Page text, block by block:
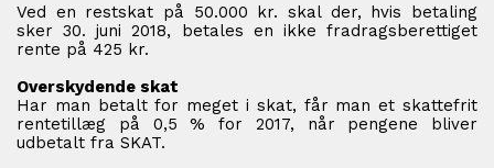
Ved en restskat på 50.000 kr. skal der, hvis betaling
sker 30. juni 2018, betales en ikke fradragsberettiget
rente på 425 kr.
Overskydende skat
Har man betalt for meget i skat, får man et skattefrit
rentetillæg på 0,5 % for 2017, når pengene bliver
udbetalt fra SKAT.